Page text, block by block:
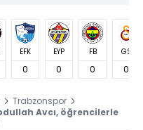
EFK
0
EYP
0
FB
0
GS
0
Trabzonspor
Avcı, öğrencilerle